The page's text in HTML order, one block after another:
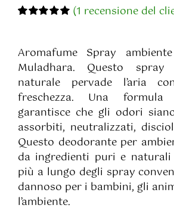
recensioni
(1 recensione del
Aromafume Spray
Muladhara. Questo
naturale pervade l’aria
freschezza. Una formula
garantisce che gli odori
assorbiti, neutralizzati,
Questo deodorante per
da ingredienti puri e naturali
più a lungo degli spray
dannoso per i bambini, gli
l’ambiente.